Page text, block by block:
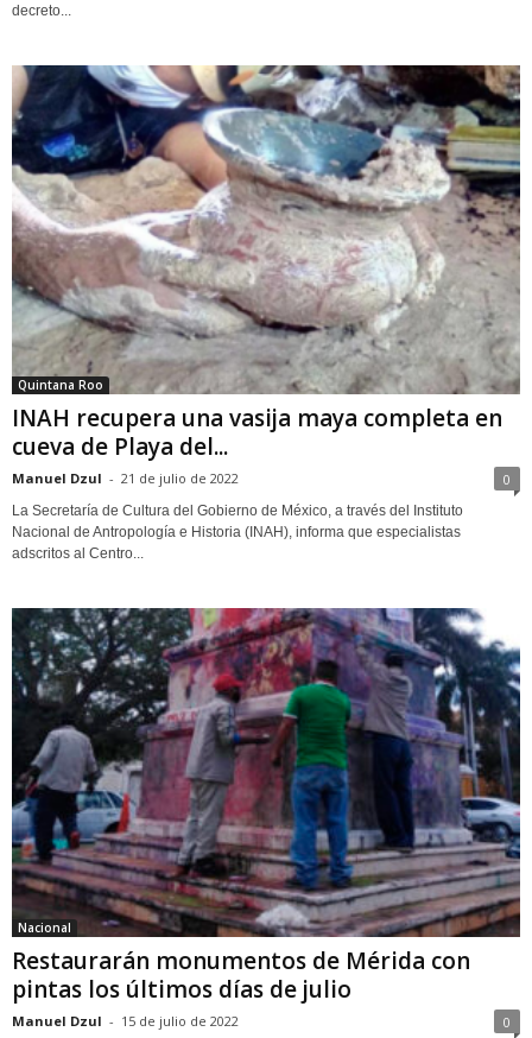
decreto...
Quintana Roo
INAH recupera una vasija maya completa en
cueva de Playa del...
Manuel Dzul - 21 de julio de 2022 0
La Secretaría de Cultura del Gobierno de México, a través del Instituto
Nacional de Antropología e Historia (INAH), informa que especialistas
adscritos al Centro...
Nacional
Restaurarán monumentos de Mérida con
pintas los últimos días de julio
Manuel Dzul - 15 de julio de 2022 0